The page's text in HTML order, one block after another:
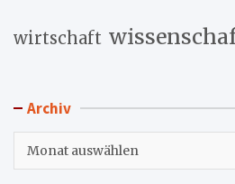
wirtschaft
Archiv